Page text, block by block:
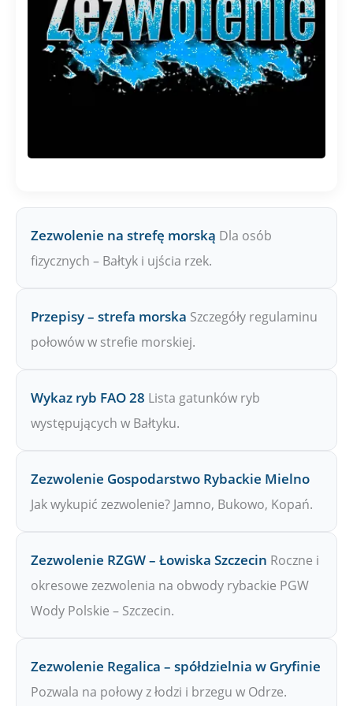
Zezwolenie na strefę morską Dla osób
fizycznych – Bałtyk i ujścia rzek.
Przepisy – strefa morska Szczegóły regulaminu
połowów w strefie morskiej.
Wykaz ryb FAO 28 Lista gatunków ryb
występujących w Bałtyku.
Zezwolenie Gospodarstwo Rybackie Mielno
Jak wykupić zezwolenie? Jamno, Bukowo, Kopań.
Zezwolenie RZGW – Łowiska Szczecin Roczne i
okresowe zezwolenia na obwody rybackie PGW
Wody Polskie – Szczecin.
Zezwolenie Regalica – spółdzielnia w Gryfinie
Pozwala na połowy z łodzi i brzegu w Odrze.